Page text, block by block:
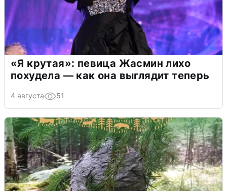
«Я крутая»: певица Жасмин лихо
похудела — как она выглядит теперь
4 августа 51